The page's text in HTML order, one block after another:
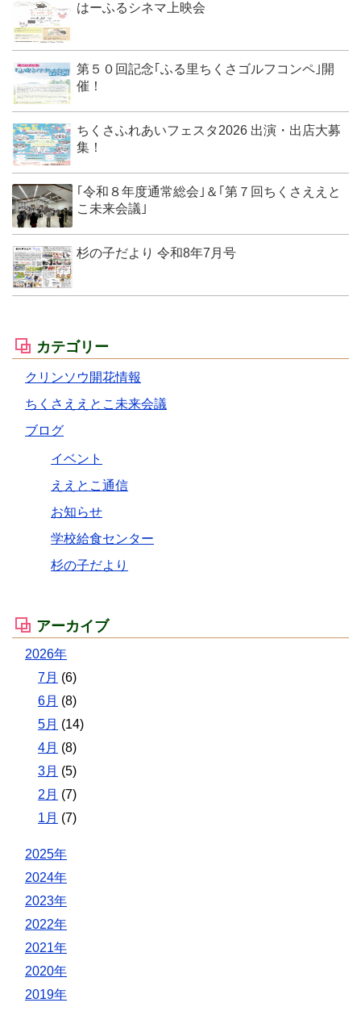
はーふるシネマ上映会
第５０回記念｢ふる里ちくさゴルフコンペ｣開
催！
ちくさふれあいフェスタ2026 出演・出店大募
集！
｢令和８年度通常総会｣＆｢第７回ちくさええと
こ未来会議｣
杉の子だより 令和8年7月号
カテゴリー
クリンソウ開花情報
ちくさええとこ未来会議
ブログ
イベント
ええとこ通信
お知らせ
学校給食センター
杉の子だより
アーカイブ
2026年
7月 (6)
6月 (8)
5月 (14)
4月 (8)
3月 (5)
2月 (7)
1月 (7)
2025年
2024年
2023年
2022年
2021年
2020年
2019年